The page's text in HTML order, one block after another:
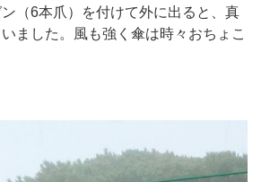
（6本爪）を付けて外に出ると、真
ました。風も強く傘は時々おちょこ